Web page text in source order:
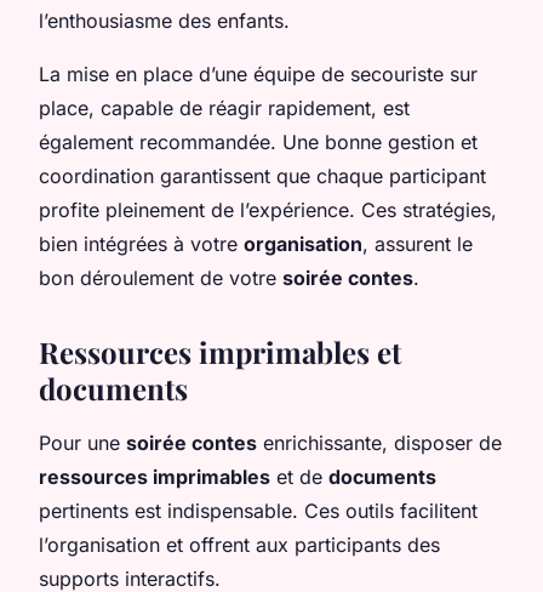
l’enthousiasme des enfants.
La mise en place d’une équipe de secouriste sur
place, capable de réagir rapidement, est
également recommandée. Une bonne gestion et
coordination garantissent que chaque participant
profite pleinement de l’expérience. Ces stratégies,
bien intégrées à votre organisation, assurent le
bon déroulement de votre soirée contes.
Ressources imprimables et
documents
Pour une soirée contes enrichissante, disposer de
ressources imprimables et de documents
pertinents est indispensable. Ces outils facilitent
l’organisation et offrent aux participants des
supports interactifs.